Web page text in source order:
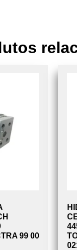
99 00